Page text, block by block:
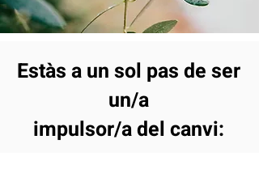
Estàs a un sol pas de ser
un/a
impulsor/a del canvi: